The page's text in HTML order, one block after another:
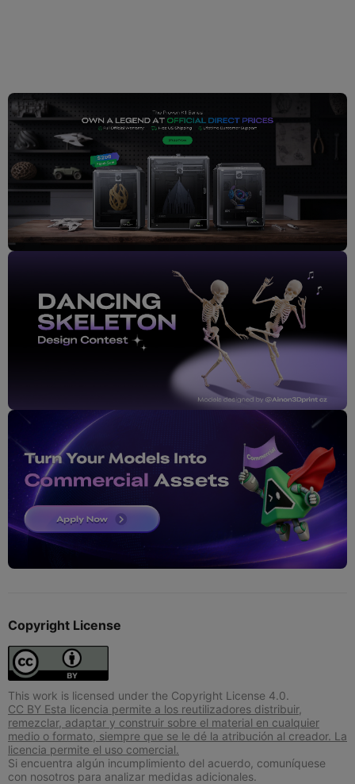
Copyright License
This work is licensed under the Copyright License 4.0.
CC BY Esta licencia permite a los reutilizadores distribuir,
remezclar, adaptar y construir sobre el material en cualquier
medio o formato, siempre que se le dé la atribución al creador. La
licencia permite el uso comercial.
Si encuentra algún incumplimiento del acuerdo, comuníquese
con nosotros para analizar medidas adicionales.